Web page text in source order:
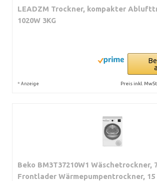
LEADZM Trockner, kompakter
1020W 3KG
* Anzeige Preis inkl.
Beko BM3T37210W1 Wäschetrockner,
Frontlader Wärmepumpentrockner, 15